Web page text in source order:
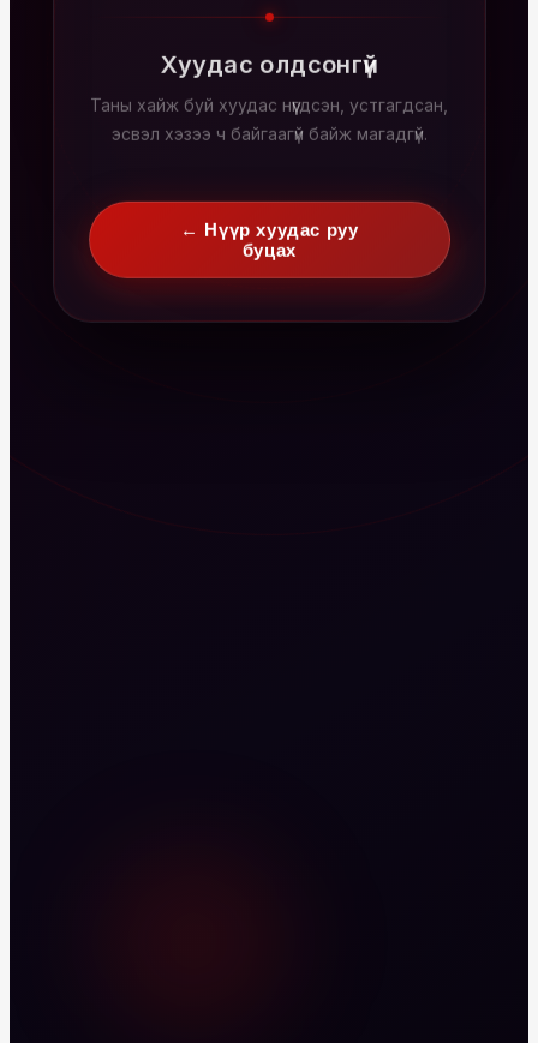
Хуудас олдсонгүй
Таны хайж буй хуудас нүүгдсэн, устгагдсан,
эсвэл хэзээ ч байгаагүй байж магадгүй.
← Нүүр хуудас руу
буцах